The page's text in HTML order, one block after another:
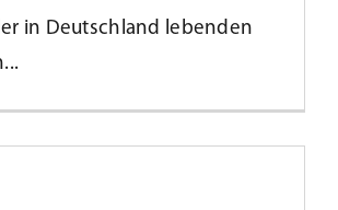
in Deutschland lebenden